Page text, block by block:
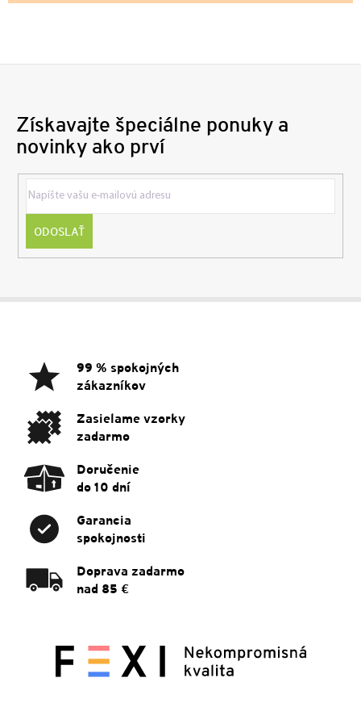
Získavajte špeciálne ponuky a
novinky ako prví
ODOSLAŤ
99 % spokojných
zákazníkov
Zasielame vzorky
zadarmo
Doručenie
do 10 dní
Garancia
spokojnosti
Doprava zadarmo
nad 85 €